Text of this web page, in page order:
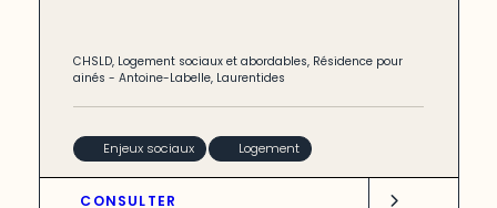
CHSLD, Logement sociaux et abordables, Résidence pour
ainés -Antoine-Labelle, Laurentides
Enjeux sociaux Logement
CONSULTER